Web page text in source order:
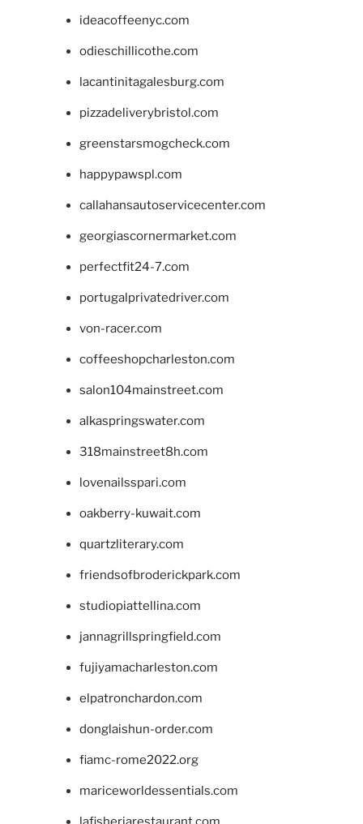
ideacoffeenyc.com
odieschillicothe.com
lacantinitagalesburg.com
pizzadeliverybristol.com
greenstarsmogcheck.com
happypawspl.com
callahansautoservicecenter.com
georgiascornermarket.com
perfectfit24-7.com
portugalprivatedriver.com
von-racer.com
coffeeshopcharleston.com
salon104mainstreet.com
alkaspringswater.com
318mainstreet8h.com
lovenailsspari.com
oakberry-kuwait.com
quartzliterary.com
friendsofbroderickpark.com
studiopiattellina.com
jannagrillspringfield.com
fujiyamacharleston.com
elpatronchardon.com
donglaishun-order.com
fiamc-rome2022.org
mariceworldessentials.com